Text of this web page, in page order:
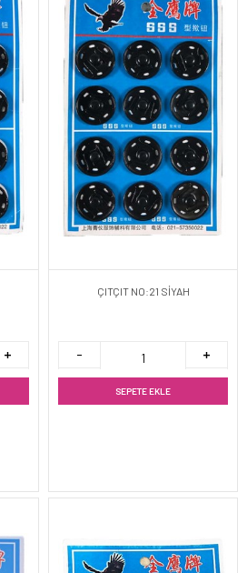
ÇITÇIT NO:21 SİYAH
SEPETE EKLE